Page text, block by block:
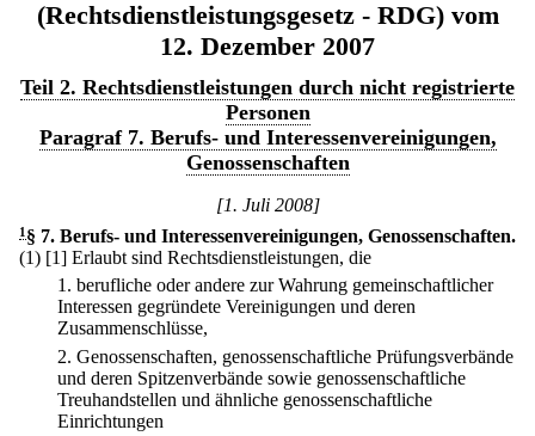
(Rechtsdienstleistungsgesetz - RDG) vom
12. Dezember 2007
Teil 2. Rechtsdienstleistungen durch nicht registrierte
Personen
Paragraf 7. Berufs- und Interessenvereinigungen,
Genossenschaften
[1. Juli 2008]
1 § 7. Berufs- und Interessenvereinigungen, Genossenschaften.
(1) [1] Erlaubt sind Rechtsdienstleistungen, die
1. berufliche oder andere zur Wahrung gemeinschaftlicher
Interessen gegründete Vereinigungen und deren
Zusammenschlüsse,
2. Genossenschaften, genossenschaftliche Prüfungsverbände
und deren Spitzenverbände sowie genossenschaftliche
Treuhandstellen und ähnliche genossenschaftliche
Einrichtungen